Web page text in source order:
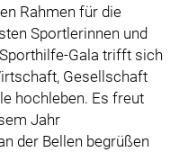
Rahmen für die
Sportlerinnen und
Gala trifft sich
Gesellschaft
hochleben. Es freut
Jahr
der Bellen begrüßen